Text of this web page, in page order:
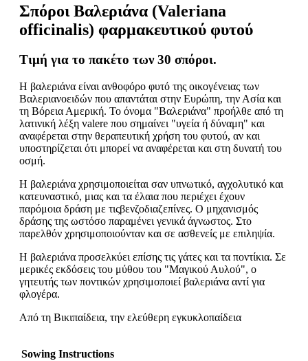
Σπόροι Βαλεριάνα (Valeriana
officinalis) φαρμακευτικού φυτού
Τιμή για το πακέτο των 30 σπόροι.
Η βαλεριάνα είναι ανθοφόρο φυτό της οικογένειας των
Βαλεριανοειδών που απαντάται στην Ευρώπη, την Ασία και
τη Βόρεια Αμερική. Το όνομα "Βαλεριάνα" προήλθε από τη
λατινική λέξη valere που σημαίνει "υγεία ή δύναμη" και
αναφέρεται στην θεραπευτική χρήση του φυτού, αν και
υποστηρίζεται ότι μπορεί να αναφέρεται και στη δυνατή του
οσμή.
Η βαλεριάνα χρησιμοποιείται σαν υπνωτικό, αγχολυτικό και
κατευναστικό, μιας και τα έλαια που περιέχει έχουν
παρόμοια δράση με τιςβενζοδιαζεπίνες. Ο μηχανισμός
δράσης της ωστόσο παραμένει γενικά άγνωστος. Στο
παρελθόν χρησιμοποιούνταν και σε ασθενείς με επιληψία.
Η βαλεριάνα προσελκύει επίσης τις γάτες και τα ποντίκια. Σε
μερικές εκδόσεις του μύθου του "Μαγικού Αυλού", ο
γητευτής των ποντικών χρησιμοποιεί βαλεριάνα αντί για
φλογέρα.
Από τη Βικιπαίδεια, την ελεύθερη εγκυκλοπαίδεια
Sowing Instructions